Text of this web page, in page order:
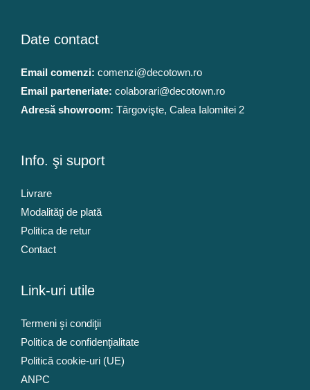
Date contact
Email comenzi: comenzi@decotown.ro
Email parteneriate: colaborari@decotown.ro
Adresă showroom: Târgovişte, Calea Ialomitei 2
Info. şi suport
Livrare
Modalităţi de plată
Politica de retur
Contact
Link-uri utile
Termeni şi condiţii
Politica de confidenţialitate
Politică cookie-uri (UE)
ANPC